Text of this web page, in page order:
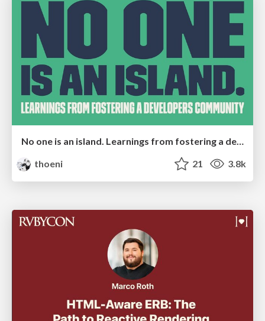
No one is an island. Learnings from fostering a developers community.
thoeni
21 3.8k